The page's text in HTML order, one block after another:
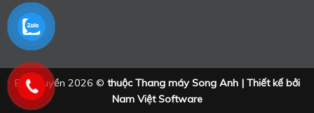
Bản quyền 2026 © thuộc Thang máy Song Anh | Thiết kế bởi
Nam Việt Software